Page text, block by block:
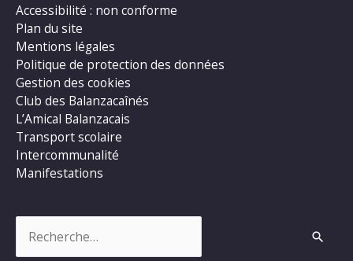
Accessibilité : non conforme
Plan du site
Mentions légales
Politique de protection des données
Gestion des cookies
Club des Balanzacaînés
L’Amical Balanzacais
Transport scolaire
Intercommunalité
Manifestations